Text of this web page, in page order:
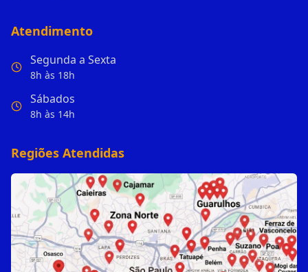
Atendimento
Segunda a Sexta
8h às 18h
Sábados
8h às 14h
Regiões Atendidas